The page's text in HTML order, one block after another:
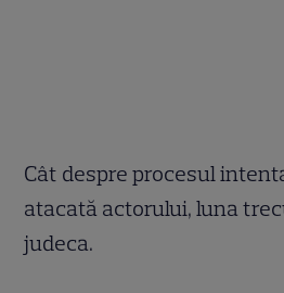
Cât despre procesul
atacată actorului, luna
judeca.